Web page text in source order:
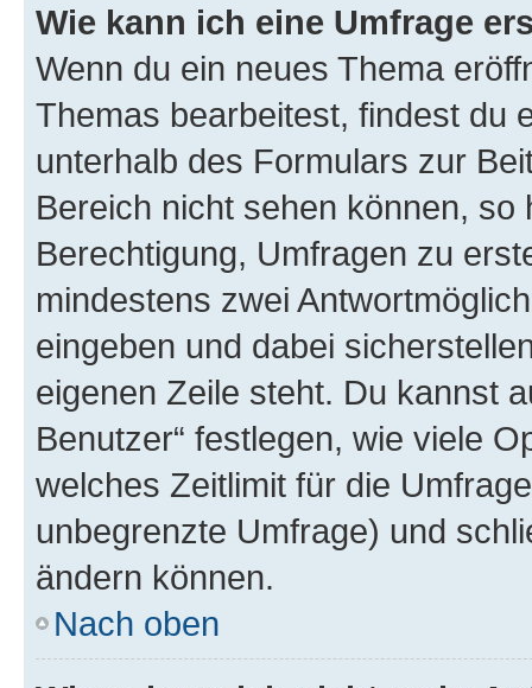
Wie kann ich eine Umfrage
Wenn du ein neues Thema
Themas bearbeitest, findest du
unterhalb des Formulars zur
Bereich nicht sehen können,
Berechtigung, Umfragen zu
mindestens zwei
eingeben und dabei
eigenen Zeile steht. Du kannst
Benutzer“ festlegen, wie viele
welches Zeitlimit für die
unbegrenzte Umfrage) und
ändern können.
Nach oben